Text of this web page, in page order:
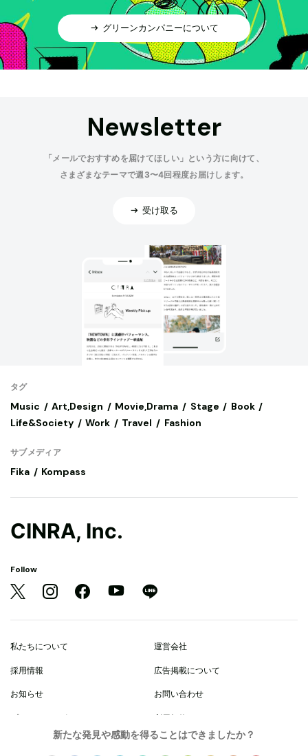
新たな発見や感動を得ることはできましたか？
グリーンカンパニーについて
Newsletter
「メールでおすすめを届けてほしい」という方に向けて、
さまざまなテーマで週3〜4回程度お届けします。
受け取る
タグ
Music Art,Design Movie,Drama Stage
Book
Life&Society
Work Travel Fashion
サブメディア
Fika Kompass
CINRA, Inc.
Follow
私たちについて 運営会社
採用情報 広告掲載について
お知らせ お問い合わせ
プライバシーポリシー 利用規約
© 2021 CINRA, Inc.